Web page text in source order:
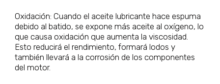
Oxidación: Cuando el aceite lubricante hace espuma
debido al batido, se expone más aceite al oxígeno, lo
que causa oxidación que aumenta la viscosidad.
Esto reducirá el rendimiento, formará lodos y
también llevará a la corrosión de los componentes
del motor.